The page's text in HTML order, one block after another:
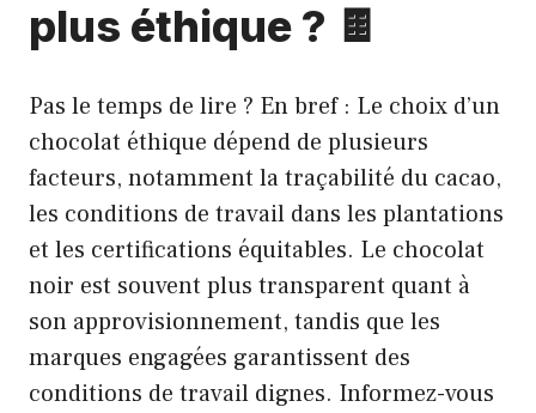
plus éthique ? 🍫
Pas le temps de lire ? En bref : Le choix d’un
chocolat éthique dépend de plusieurs
facteurs, notamment la traçabilité du cacao,
les conditions de travail dans les plantations
et les certifications équitables. Le chocolat
noir est souvent plus transparent quant à
son approvisionnement, tandis que les
marques engagées garantissent des
conditions de travail dignes. Informez-vous